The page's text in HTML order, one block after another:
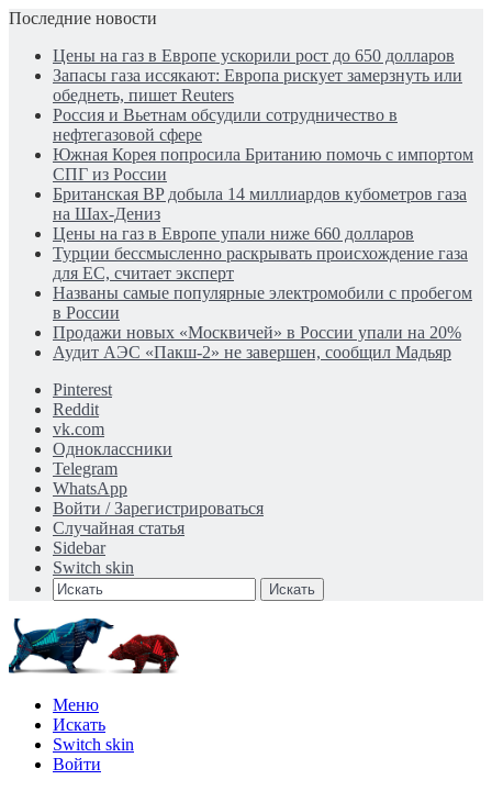
Последние новости
Цены на газ в Европе ускорили рост до 650 долларов
Запасы газа иссякают: Европа рискует замерзнуть или
обеднеть, пишет Reuters
Россия и Вьетнам обсудили сотрудничество в
нефтегазовой сфере
Южная Корея попросила Британию помочь с импортом
СПГ из России
Британская BP добыла 14 миллиардов кубометров газа
на Шах-Дениз
Цены на газ в Европе упали ниже 660 долларов
Турции бессмысленно раскрывать происхождение газа
для ЕС, считает эксперт
Названы самые популярные электромобили с пробегом
в России
Продажи новых «Москвичей» в России упали на 20%
Аудит АЭС «Пакш-2» не завершен, сообщил Мадьяр
Pinterest
Reddit
vk.com
Одноклассники
Telegram
WhatsApp
Войти / Зарегистрироваться
Случайная статья
Sidebar
Switch skin
Искать
Меню
Искать
Switch skin
Войти